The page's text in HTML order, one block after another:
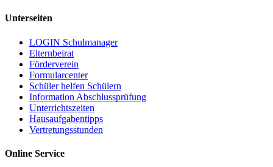
Unterseiten
LOGIN Schulmanager
Elternbeirat
Förderverein
Formularcenter
Schüler helfen Schülern
Information Abschlussprüfung
Unterrichtszeiten
Hausaufgabentipps
Vertretungsstunden
Online Service